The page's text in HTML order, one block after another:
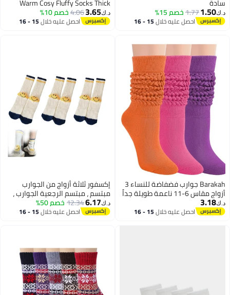
سادة
د.ك‏1.50
1.77خصم 15%
احصل عليه خلال 15 - 16
Warm Cosy Fluffy Socks Thick
Cozy Socks Ladies Bed Socks
Cabin Warm Socks, Non Slip Fluffy
د.ك‏3.65
4.06خصم 10%
احصل عليه خلال 15 - 16
Barakah جوارب فضفاضة للنساء 3
أزواج مقاس 6-11 ناعمة طويلة جداً
تصل إلى الركبة للبوت
د.ك‏3.18
احصل عليه خلال 15 - 16
إكسفور ثلاثة أزواج من الجوارب
مبتسم ، مبتسم الرجعية الجوارب ،
الجوارب الكاحل مبتسم مضحك
د.ك‏6.17
12.34خصم 50%
احصل عليه خلال 15 - 16